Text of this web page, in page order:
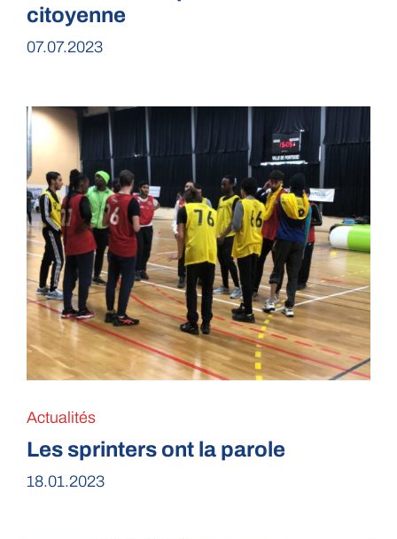
citoyenne
07.07.2023
Actualités
Les sprinters ont la parole
18.01.2023